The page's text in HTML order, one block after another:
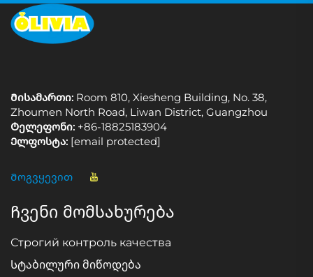
Მისამართი: Room 810, Xiesheng Building, No. 38,
Zhoumen North Road, Liwan District, Guangzhou
Ტელეფონი: +86-18825183904
Ელფოსტა: [email protected]
Მოგვყევით
Ჩვენი მომსახურება
Строгий контроль качества
Სტაბილური მიწოდება